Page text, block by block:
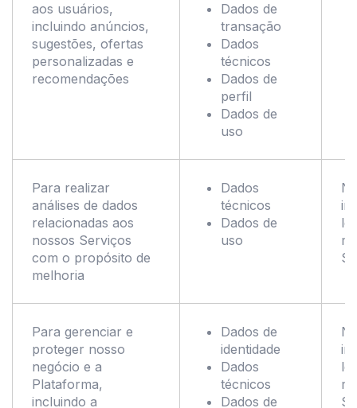
aos usuários,
incluindo anúncios,
sugestões, ofertas
personalizadas e
recomendações
Dados de
transação
Dados
técnicos
Dados de
perfil
Dados de
uso
Para realizar
análises de dados
relacionadas aos
nossos Serviços
com o propósito de
melhoria
Dados
técnicos
Dados de
uso
Para gerenciar e
proteger nosso
negócio e a
Plataforma,
incluindo a
Dados de
identidade
Dados
técnicos
Dados de